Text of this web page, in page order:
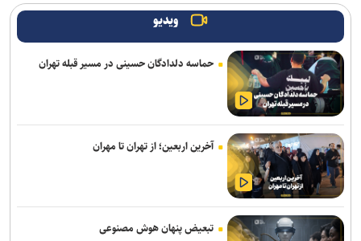
پنتاگون با افشای کمبود تسلیحات نشست برگزار می‌کند
انفجار در حومه دمشق چند کشته و زخمی برجا گذاشت
برگزاری مجمع آژانس انرژی اتمی اوایل شهریور در آمریکا
یمن: نقشه عربستان برای حمله به صنعاء را در نطفه خفه کردیم
پیام هشدار مقاومت یمن به ریاض
قدردانی از حضور حماسی ملت مبعوث شده در راهپیمایی اربعین
ویدیو
حماسه دلدادگان حسینی در مسیر قبله تهران
آخرین اربعین؛ از تهران تا مهران
تبعیض پنهان هوش مصنوعی